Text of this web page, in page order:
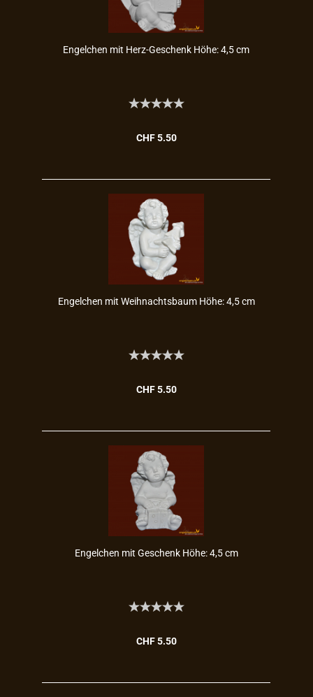
En­gel­chen mit Herz-​Ge­schenk Höhe: 4,5 cm
CHF 5.50
En­gel­chen mit Weih­nachts­baum Höhe: 4,5 cm
CHF 5.50
En­gel­chen mit Ge­schenk Höhe: 4,5 cm
CHF 5.50